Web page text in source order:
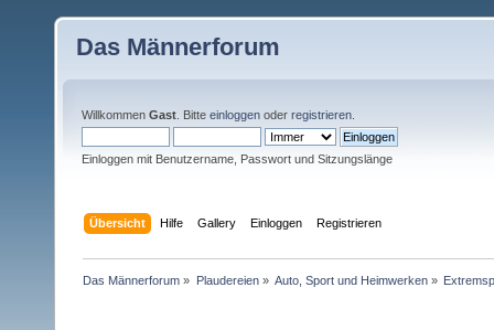
Das Männerforum
Willkommen Gast . Bitte einloggen oder registrieren
Einloggen mit Benutzername, Passwort und Sitzungslänge
Übersicht Hilfe Gallery Einloggen Registrieren
Das Männerforum » Plaudereien» Auto, Sport und Heimwerken»